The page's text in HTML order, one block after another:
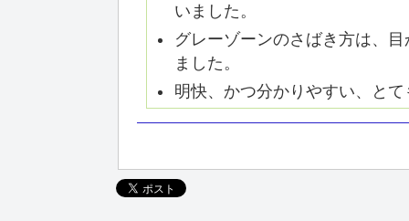
いました。
グレーゾーンのさばき方は、
ました。
明快、かつ分かりやすい、と